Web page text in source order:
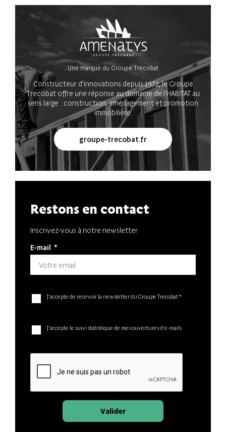
Une marque du Groupe Trecobat
Constructeur d'innovations depuis 1972, le Groupe
Trecobat offre une réponse au domaine de l’HABITAT au
sens large : construction, aménagement et promotion
immobilière.
groupe-trecobat.fr
Restons en contact
Inscrivez-vous à notre newsletter
E-mail *
J'accepte de recevoir la newsletter du Groupe Trecobat *
J'accepte le suivi statistique de mes ouvertures d'e-mails
Valider